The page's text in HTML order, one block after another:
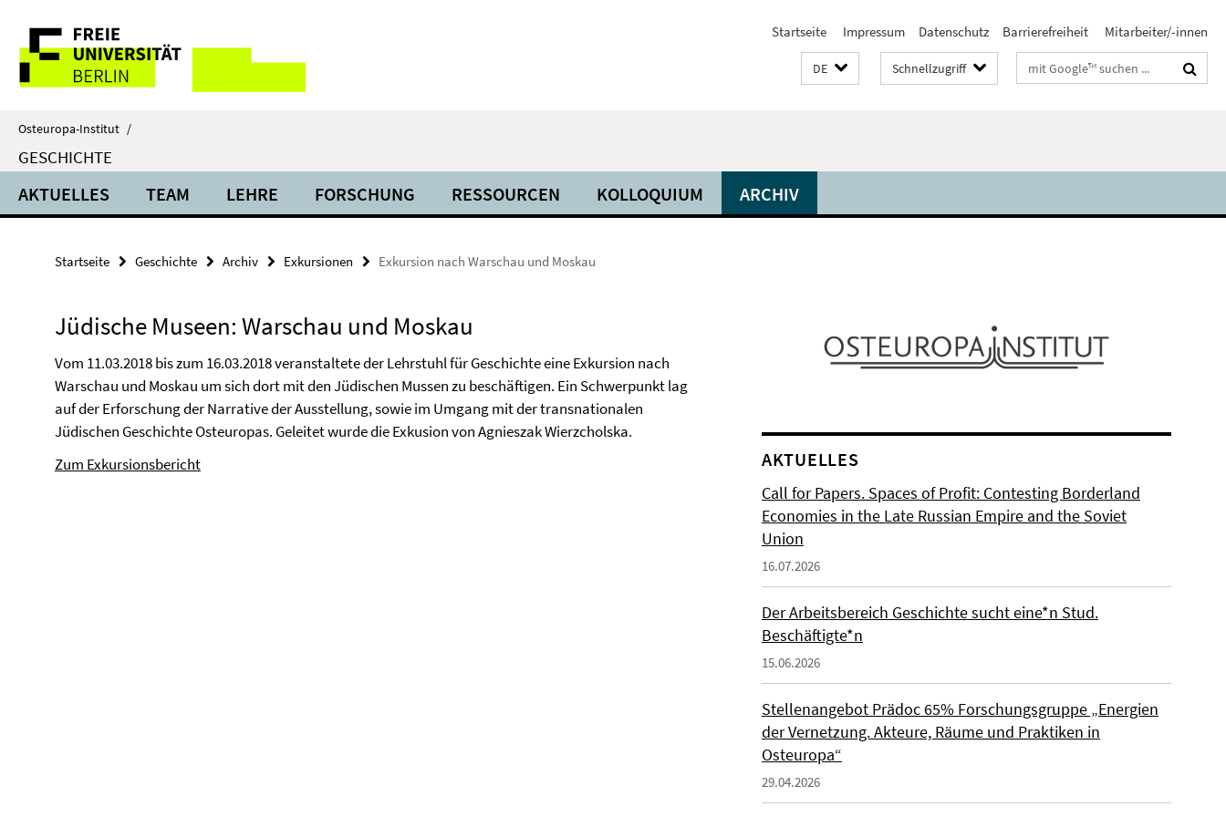
direkt
Inhalt
Service-
Navigation
Startseite Impressum Datenschutz Barrierefreiheit Mitarbeiter/-innen
DE Schnellzugriff Suchbegriffe
Osteuropa-Institut /
GESCHICHTE
AKTUELLES TEAM LEHRE FORSCHUNG RESSOURCEN KOLLOQUIUM ARCHIV
Startseite Geschichte Archiv Exkursionen Exkursion nach Warschau und Moskau
Jüdische Museen: Warschau und Moskau
Vom 11.03.2018 bis zum 16.03.2018 veranstaltete der Lehrstuhl für Geschichte eine Exkursion nach
Warschau und Moskau um sich dort mit den Jüdischen Mussen zu beschäftigen. Ein Schwerpunkt lag
auf der Erforschung der Narrative der Ausstellung, sowie im Umgang mit der transnationalen
Jüdischen Geschichte Osteuropas. Geleitet wurde die Exkusion von Agnieszak Wierzcholska.
Zum Exkursionsbericht
AKTUELLES
Call for Papers. Spaces of Profit: Contesting Borderland
Economies in the Late Russian Empire and the Soviet
Union
16.07.2026
Der Arbeitsbereich Geschichte sucht eine*n Stud.
Beschäftigte*n
15.06.2026
Stellenangebot Prädoc 65% Forschungsgruppe „Energien
der Vernetzung. Akteure, Räume und Praktiken in
Osteuropa“
29.04.2026